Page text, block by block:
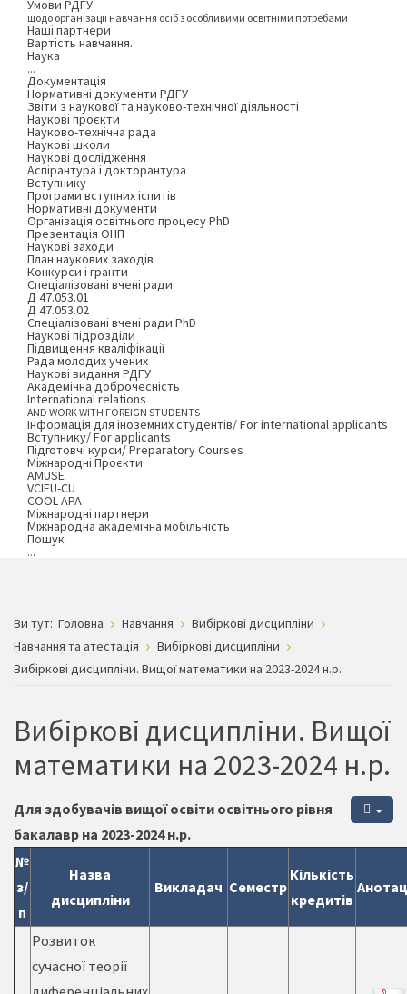
Умови РДГУ
щодо організації навчання осіб з особливими освітніми потребами
Наші партнери
Вартість навчання.
Наука
...
Документація
Нормативні документи РДГУ
Звіти з наукової та науково-технічної діяльності
Наукові проєкти
Науково-технічна рада
Наукові школи
Наукові дослідження
Аспірантура і докторантура
Вступнику
Програми вступних іспитів
Нормативні документи
Організація освітнього процесу PhD
Презентація ОНП
Наукові заходи
План наукових заходів
Конкурси і гранти
Спеціалізовані вчені ради
Д 47.053.01
Д 47.053.02
Спеціалізовані вчені ради PhD
Наукові підрозділи
Підвищення кваліфікації
Рада молодих учених
Наукові видання РДГУ
Академічна доброчесність
International relations
AND WORK WITH FOREIGN STUDENTS
Інформація для іноземних студентів/ For international applicants
Вступнику/ For applicants
Підготовчі курси/ Preparatory Courses
Міжнародні Проєкти
AMUSE
VCIEU-CU
COOL-APA
Міжнародні партнери
Міжнародна академічна мобільність
Пошук
...
Ви тут: Головна Навчання
Вибіркові дисципліни
Навчання та атестація
Вибіркові дисципліни
Вибіркові дисципліни. Вищої математики на 2023-2024 н.р.
Вибіркові дисципліни. Вищої
математики на 2023-2024 н.р.
Для здобувачів вищої освіти освітнього рівня
бакалавр на 2023-2024 н.р.
№
з/
п
Назва
дисципліни
Викладач Семестр
Кількість
кредитів
Розвиток
сучасної теорії